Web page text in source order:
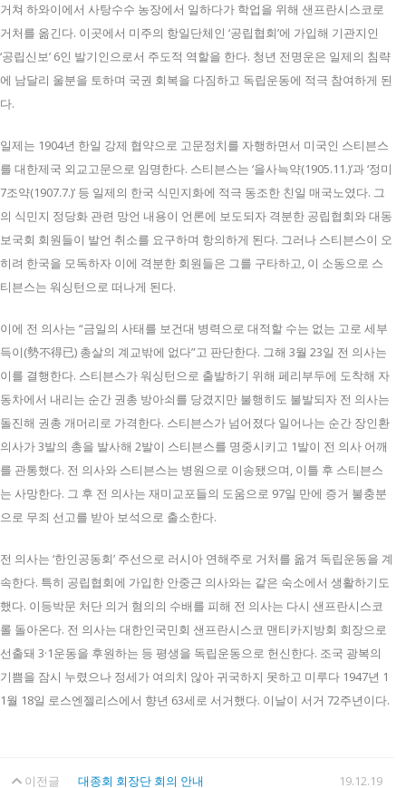
거쳐 하와이에서 사탕수수 농장에서 일하다가 학업을 위해 샌프란시스코로
거처를 옮긴다. 이곳에서 미주의 항일단체인 ‘공립협회’에 가입해 기관지인
‘공립신보’ 6인 발기인으로서 주도적 역할을 한다. 청년 전명운은 일제의 침략
에 남달리 울분을 토하며 국권 회복을 다짐하고 독립운동에 적극 참여하게 된
다.
일제는 1904년 한일 강제 협약으로 고문정치를 자행하면서 미국인 스티븐스
를 대한제국 외교고문으로 임명한다. 스티븐스는 ‘을사늑약(1905.11.)’과 ‘정미
7조약(1907.7.)’ 등 일제의 한국 식민지화에 적극 동조한 친일 매국노였다. 그
의 식민지 정당화 관련 망언 내용이 언론에 보도되자 격분한 공립협회와 대동
보국회 회원들이 발언 취소를 요구하며 항의하게 된다. 그러나 스티븐스이 오
히려 한국을 모독하자 이에 격분한 회원들은 그를 구타하고, 이 소동으로 스
티븐스는 워싱턴으로 떠나게 된다.
이에 전 의사는 “금일의 사태를 보건대 병력으로 대적할 수는 없는 고로 세부
득이(勢不得已) 총살의 계교밖에 없다”고 판단한다. 그해 3월 23일 전 의사는
이를 결행한다. 스티븐스가 워싱턴으로 출발하기 위해 페리부두에 도착해 자
동차에서 내리는 순간 권총 방아쇠를 당겼지만 불행히도 불발되자 전 의사는
돌진해 권총 개머리로 가격한다. 스티븐스가 넘어졌다 일어나는 순간 장인환
의사가 3발의 총을 발사해 2발이 스티븐스를 명중시키고 1발이 전 의사 어깨
를 관통했다. 전 의사와 스티븐스는 병원으로 이송됐으며, 이틀 후 스티븐스
는 사망한다. 그 후 전 의사는 재미교포들의 도움으로 97일 만에 증거 불충분
으로 무죄 선고를 받아 보석으로 출소한다.
전 의사는 ‘한인공동회’ 주선으로 러시아 연해주로 거처를 옮겨 독립운동을 계
속한다. 특히 공립협회에 가입한 안중근 의사와는 같은 숙소에서 생활하기도
했다. 이등박문 처단 의거 혐의의 수배를 피해 전 의사는 다시 샌프란시스코
롤 돌아온다. 전 의사는 대한인국민회 샌프란시스코 맨티카지방회 회장으로
선출돼 3·1운동을 후원하는 등 평생을 독립운동으로 헌신한다. 조국 광복의
기쁨을 잠시 누렸으나 정세가 여의치 않아 귀국하지 못하고 미루다 1947년 1
1월 18일 로스엔젤리스에서 향년 63세로 서거했다. 이날이 서거 72주년이다.
이전글 대종회 회장단 회의 안내 19.12.19